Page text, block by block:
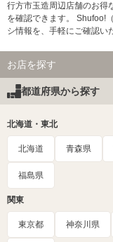
行方市玉造周辺店舗のお得
を確認できます。 Shufoo!
シ情報を、手軽にご確認い
お店を探す
都道府県から探す
北海道・東北
北海道 青森県
福島県
関東
東京都 神奈川県